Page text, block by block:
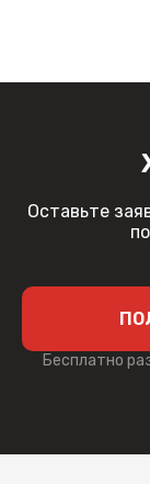
Оставьте
Бесплатно